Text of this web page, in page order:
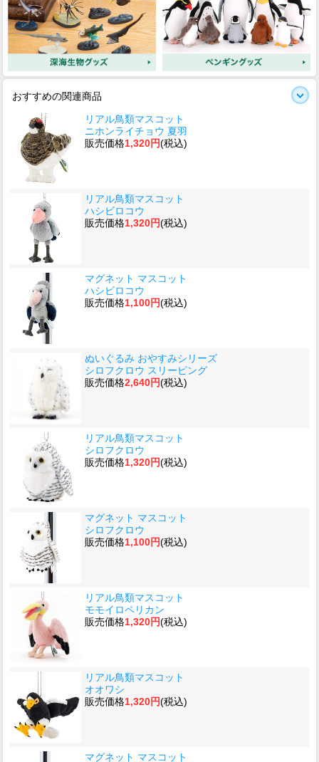
おすすめの関連商品
リアル鳥類マスコット
ニホンライチョウ 夏羽
販売価格1,320円(税込)
リアル鳥類マスコット
ハシビロコウ
販売価格1,320円(税込)
マグネット マスコット
ハシビロコウ
販売価格1,100円(税込)
ぬいぐるみ おやすみシリーズ
シロフクロウ スリーピング
販売価格2,640円(税込)
リアル鳥類マスコット
シロフクロウ
販売価格1,320円(税込)
マグネット マスコット
シロフクロウ
販売価格1,100円(税込)
リアル鳥類マスコット
モモイロペリカン
販売価格1,320円(税込)
リアル鳥類マスコット
オオワシ
販売価格1,320円(税込)
マグネット マスコット